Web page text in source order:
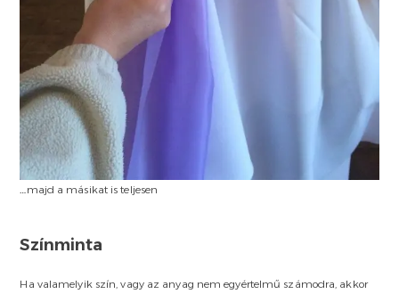
…majd a másikat is teljesen
Színminta
Ha valamelyik szín, vagy az anyag nem egyértelmű számodra, akkor